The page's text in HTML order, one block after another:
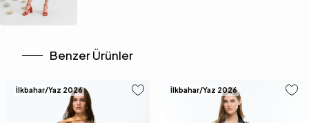
Benzer Ürünler
İlkbahar/Yaz 2026 İlkbahar/Yaz 2026